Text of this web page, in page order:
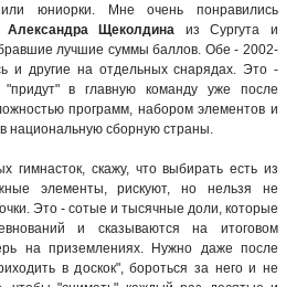
юниорки. Мне очень понравились
Александра Щеколдина из Сургута и
лучшие суммы баллов. Обе - 2002-
и другие на отдельных снарядах. Это -
в главную команду уже после
программ, набором элементов и
национальную сборную страны.
гимнасток, скажу, что выбирать есть из
элементы, рискуют, но нельзя не
Это - сотые и тысячные доли, которые
и сказываются на итоговом
на приземлениях. Нужно даже после
в доскок", бороться за него и не